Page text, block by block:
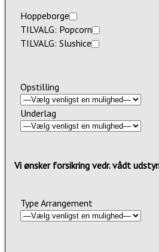
Hoppeborge
TILVALG: Popcorn
TILVALG: Slushice
Opstilling
Underlag
Vi ønsker forsikring vedr. vådt udstyr
Type Arrangement